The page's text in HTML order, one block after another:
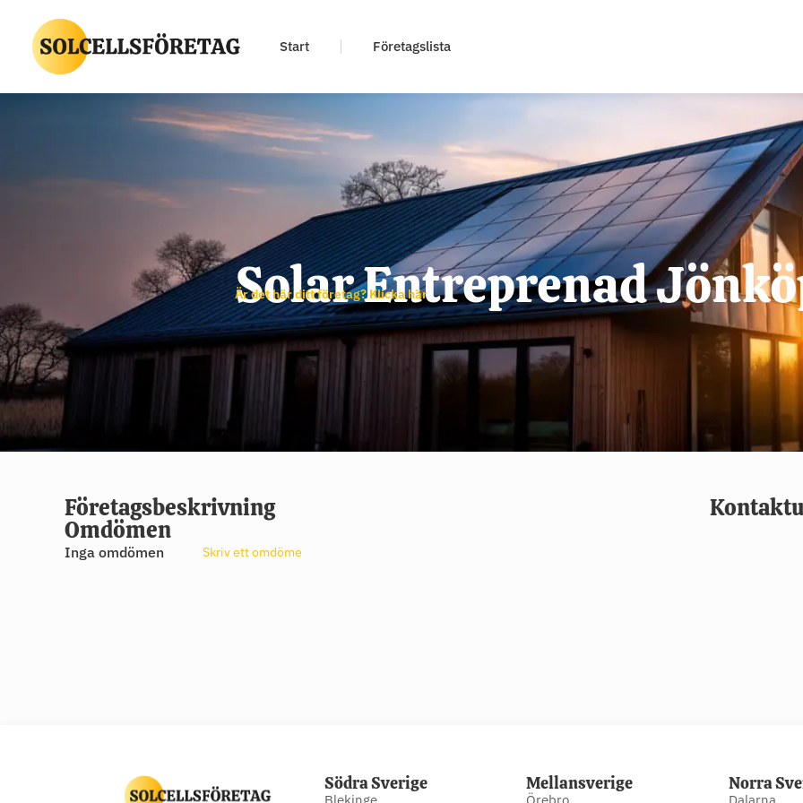
Start Företagslista
Solar Entreprenad
Är det här ditt företag? Klicka här
Företagsbeskrivning
Omdömen
Inga omdömen Skriv ett omdöme
Södra Sverige Mellansverige Norra